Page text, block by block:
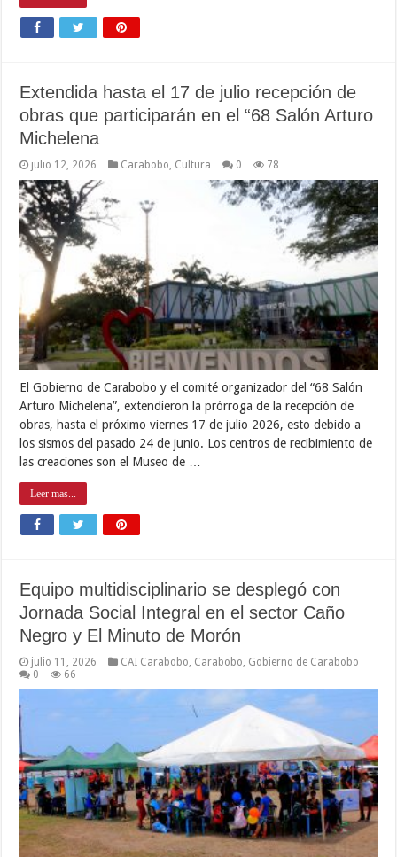
Extendida hasta el 17 de julio recepción de
obras que participarán en el “68 Salón Arturo
Michelena
julio 12, 2026 Carabobo Cultura 0 78
El Gobierno de Carabobo y el comité organizador del “68 Salón
Arturo Michelena”, extendieron la prórroga de la recepción de
obras, hasta el próximo viernes 17 de julio 2026, esto debido a
los sismos del pasado 24 de junio. Los centros de recibimiento de
las creaciones son el Museo de …
Leer mas...
Equipo multidisciplinario se desplegó con
Jornada Social Integral en el sector Caño
Negro y El Minuto de Morón
julio 11, 2026 CAI Carabobo, Carabobo, Gobierno de Carabobo
0
66